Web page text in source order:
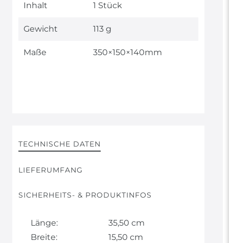
Inhalt 1 Stück
Gewicht 113 g
Maße 350×150×140mm
TECHNISCHE DATEN
LIEFERUMFANG
SICHERHEITS- & PRODUKTINFOS
Länge:
35,50 cm
Breite:
15,50 cm